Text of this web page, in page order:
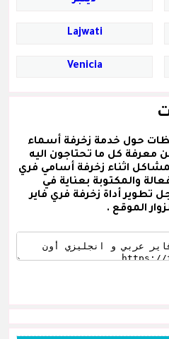
Lajwati
Venicia
حول خدمة زخرفة أسماء
معرفة كل ما تحتاجون اليه
اثناء زخرفة أسامي فري
والمكتوبة بعناية في
تطوير أداة زخرفة فري فاير
الموقع .